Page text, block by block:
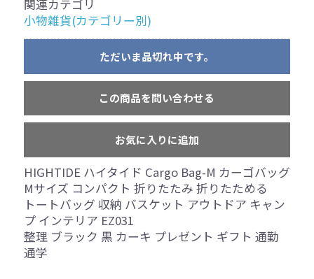
関連カテゴリ
小物雑貨(カテゴリー別)
ただいま品切れ中です。
この商品を問い合わせる
お気に入りに追加
HIGHTIDE ハイタイド Cargo Bag-M カーゴバッグ
Mサイズ コンパクト 折りたたみ 折りたためる
トートバッグ 収納 バスケット アウトドア キャン
プ インテリア EZ031
整理 ブラック 黒 カーキ プレゼント ギフト 通勤
通学